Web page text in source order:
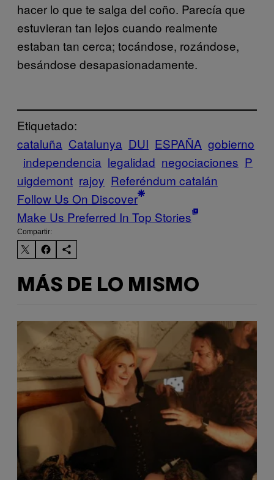
hacer lo que te salga del coño. Parecía que
estuvieran tan lejos cuando realmente
estaban tan cerca; tocándose, rozándose,
besándose desapasionadamente.
Etiquetado:
cataluña Catalunya DUI ESPAÑA gobierno
independencia legalidad negociaciones P
uigdemont rajoy Referéndum catalán
Follow Us On Discover
Make Us Preferred In Top Stories
Compartir:
MÁS DE LO MISMO